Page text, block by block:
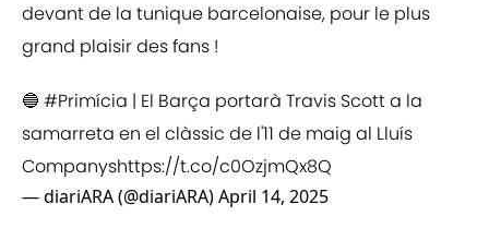
devant de la tunique barcelonaise, pour le plus
grand plaisir des fans !
🔵 #Primícia | El Barça portarà Travis Scott a la
samarreta en el clàssic de l'11 de maig al Lluís
Companyshttps://t.co/c0OzjmQx8Q
— diariARA (@diariARA)April 14, 2025